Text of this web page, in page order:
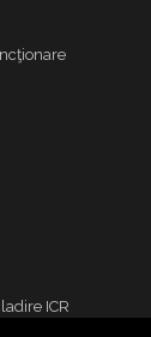
ICR